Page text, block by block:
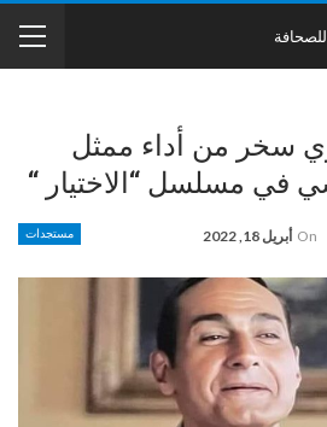
سخر من أداء ممثل
في مسلسل “الاختيار “
مستجدات On أبريل 18, 2022